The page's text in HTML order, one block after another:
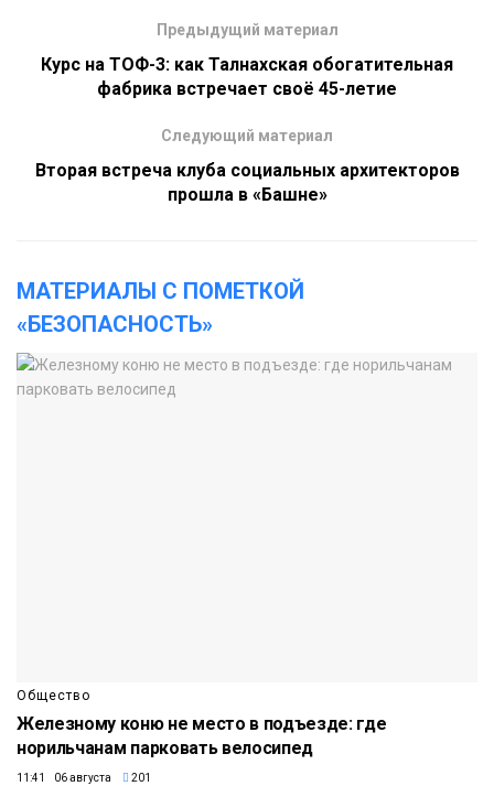
Предыдущий материал
Курс на ТОФ-3: как Талнахская обогатительная
фабрика встречает своё 45-летие
Следующий материал
Вторая встреча клуба социальных архитекторов
прошла в «Башне»
МАТЕРИАЛЫ С ПОМЕТКОЙ
«БЕЗОПАСНОСТЬ»
Общество
Железному коню не место в подъезде: где
норильчанам парковать велосипед
11:41 06 августа 201